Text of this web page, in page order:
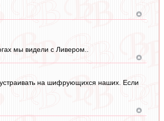
мы видели с Ливером..
на шифрующихся наших. Если